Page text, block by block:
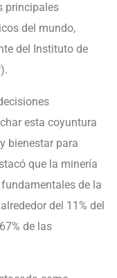
principales
del mundo,
del Instituto de
esta coyuntura
bienestar para
que la minería
de la
del 11% del
de las